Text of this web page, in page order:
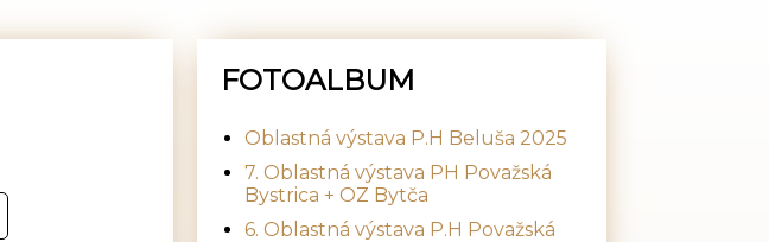
FOTOALBUM
Oblastná výstava P.H Beluša 2025
7. Oblastná výstava PH Považská
Bystrica + OZ Bytča
6. Oblastná výstava P.H Považská